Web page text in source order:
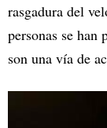
rasgadura del
personas se han
son una vía de